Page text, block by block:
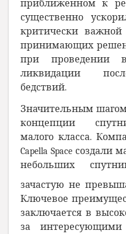
приближенном к
существенно
критически
принимающих
при проведении
ликвидации
бедствий.
Значительным шагом
концепции
малого класса.
Capella Space создали
небольших
зачастую не
Ключевое
заключается в
за интересующими